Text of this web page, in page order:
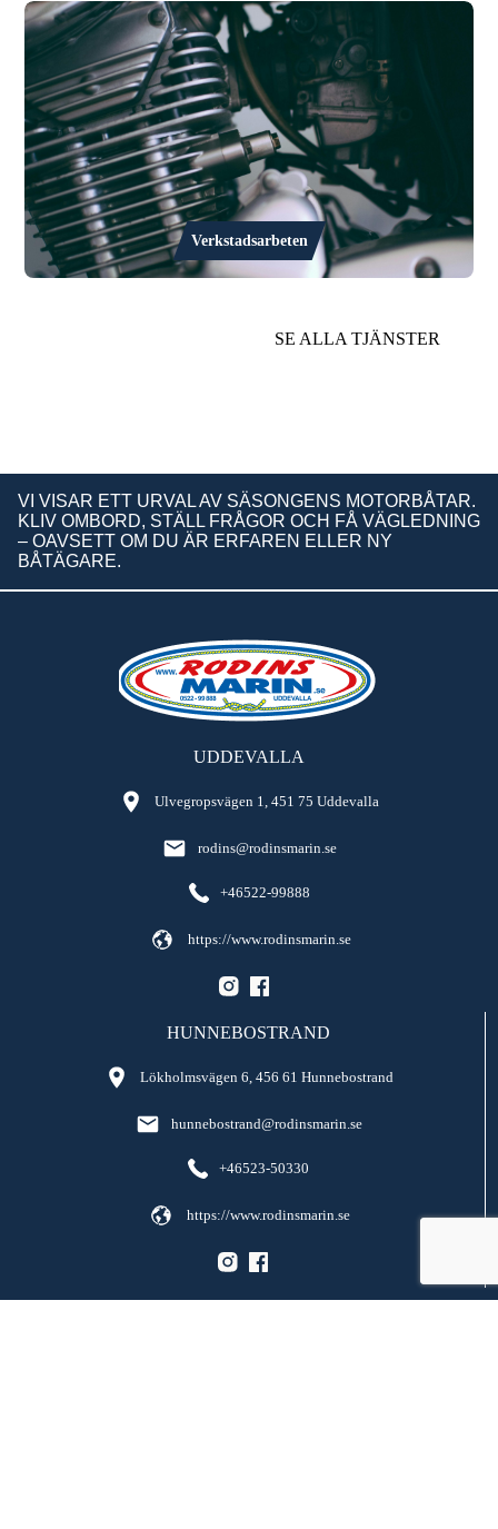
Verkstadsarbeten
SE ALLA TJÄNSTER
VI VISAR ETT URVAL AV SÄSONGENS MOTORBÅTAR.
KLIV OMBORD, STÄLL FRÅGOR OCH FÅ VÄGLEDNING
– OAVSETT OM DU ÄR ERFAREN ELLER NY
BÅTÄGARE.
UDDEVALLA
Ulvegropsvägen 1, 451 75 Uddevalla
rodins@rodinsmarin.se
+46522-99888
https://www.rodinsmarin.se
HUNNEBOSTRAND
Lökholmsvägen 6, 456 61 Hunnebostrand
hunnebostrand@rodinsmarin.se
+46523-50330
https://www.rodinsmarin.se